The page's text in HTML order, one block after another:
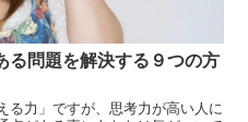
る問題を解決する９つの方
る力」ですが、思考力が高い人に